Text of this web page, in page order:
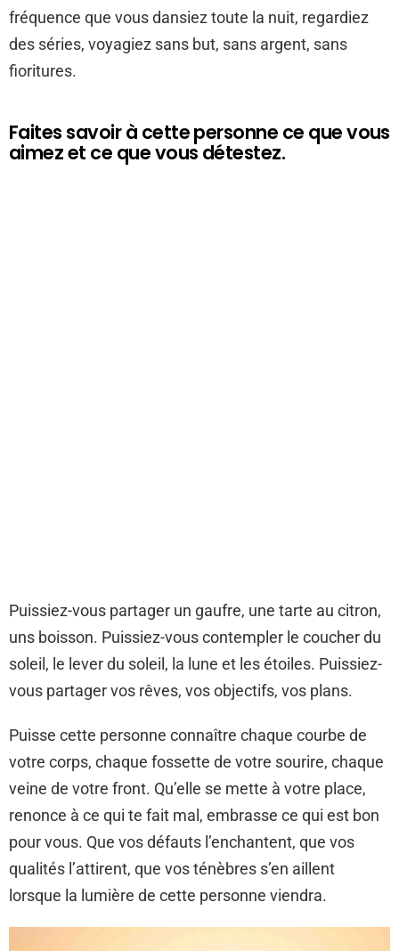
fréquence que vous dansiez toute la nuit, regardiez
des séries, voyagiez sans but, sans argent, sans
fioritures.
Faites savoir à cette personne ce que vous
aimez et ce que vous détestez.
Puissiez-vous partager un gaufre, une tarte au citron,
uns boisson. Puissiez-vous contempler le coucher du
soleil, le lever du soleil, la lune et les étoiles. Puissiez-
vous partager vos rêves, vos objectifs, vos plans.
Puisse cette personne connaître chaque courbe de
votre corps, chaque fossette de votre sourire, chaque
veine de votre front. Qu’elle se mette à votre place,
renonce à ce qui te fait mal, embrasse ce qui est bon
pour vous. Que vos défauts l’enchantent, que vos
qualités l’attirent, que vos ténèbres s’en aillent
lorsque la lumière de cette personne viendra.